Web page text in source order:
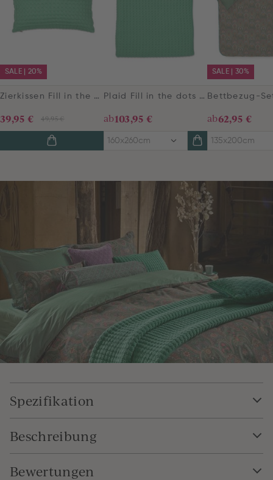
SALE | 20%
Zierkissen Fill in the dots Grün
49,95 €
39,95 €
Plaid Fill in the dots Grün
ab103,95 €
160x260cm
SALE | 30%
ab62,95 €
135x200cm
Spezifikation
Beschreibung
Bewertungen